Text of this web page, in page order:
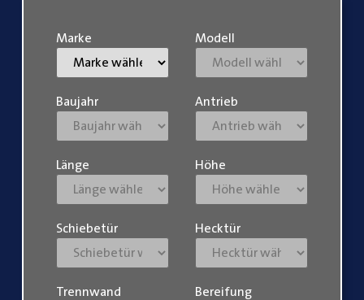
Marke Modell
Baujahr Antrieb
Länge Höhe
Schiebetür Hecktür
Trennwand Bereifung